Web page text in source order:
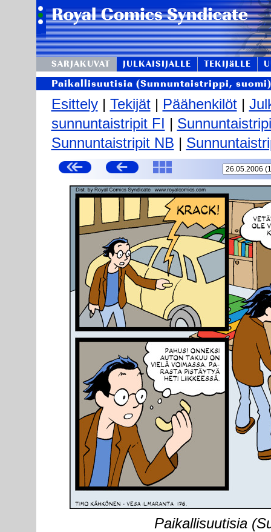
SARJAKUVAT JULKAISIJALLE TEKIJäLLE
Paikallisuutisia (Sunnuntaistrippi, suomi)
Esittely| Tekijät| Päähenkilöt|
sunnuntaistripit FI |
Sunnuntaistripit NB |
Paikallisuutisia